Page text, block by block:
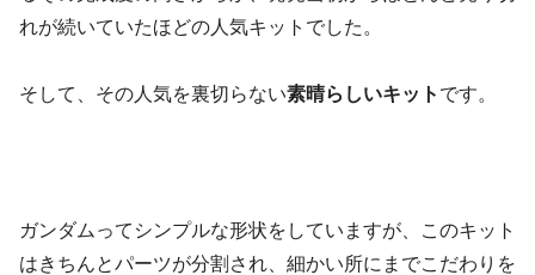
れが続いていたほどの人気キットでした。
そして、その人気を裏切らない素晴らしいキット です。
ガンダムってシンプルな形状をしていますが、このキット
はきちんとパーツが分割され、細かい所にまでこだわりを